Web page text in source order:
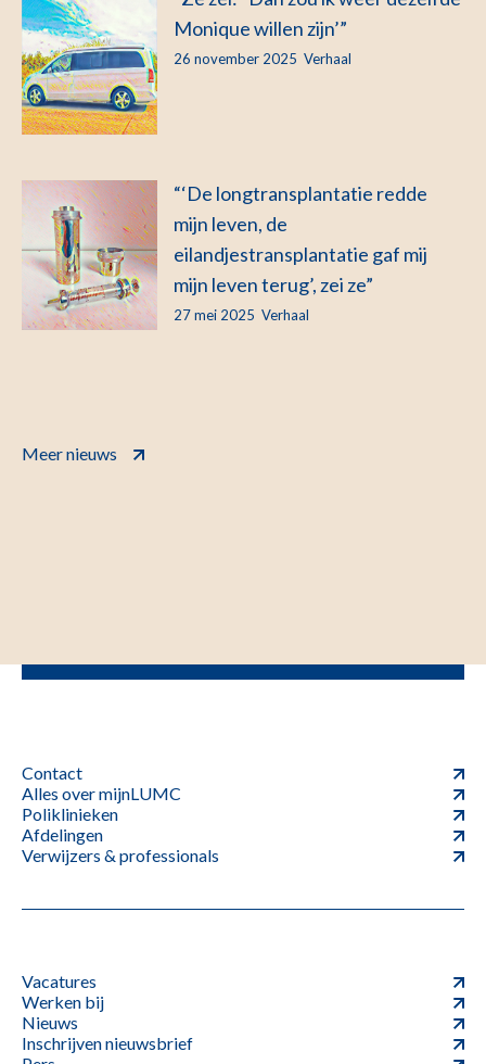
Monique willen zijn’”
26 november 2025 Verhaal
“‘De longtransplantatie redde
mijn leven, de
eilandjestransplantatie gaf mij
mijn leven terug’, zei ze”
27 mei 2025 Verhaal
Meer nieuws
Contact
Alles over mijnLUMC
Poliklinieken
Afdelingen
Verwijzers & professionals
Vacatures
Werken bij
Nieuws
Inschrijven nieuwsbrief